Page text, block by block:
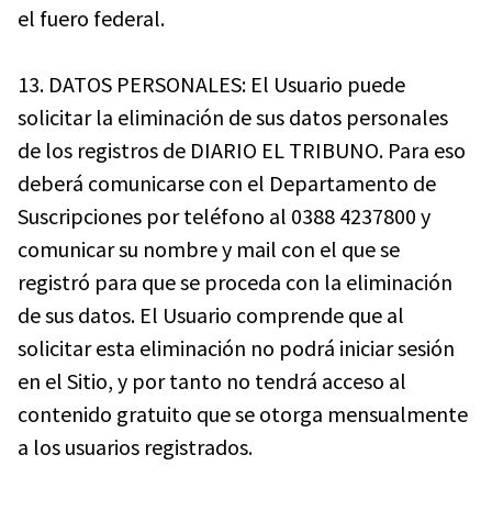
el fuero federal.
13. DATOS PERSONALES: El Usuario puede
solicitar la eliminación de sus datos personales
de los registros de DIARIO EL TRIBUNO. Para eso
deberá comunicarse con el Departamento de
Suscripciones por teléfono al 0388 4237800 y
comunicar su nombre y mail con el que se
registró para que se proceda con la eliminación
de sus datos. El Usuario comprende que al
solicitar esta eliminación no podrá iniciar sesión
en el Sitio, y por tanto no tendrá acceso al
contenido gratuito que se otorga mensualmente
a los usuarios registrados.